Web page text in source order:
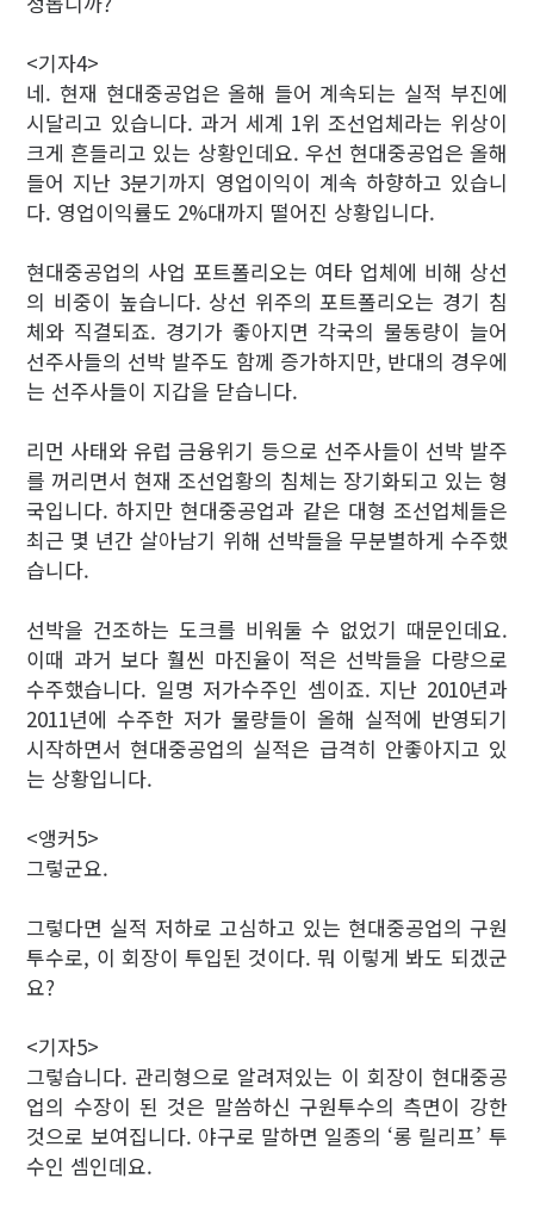
<기자4>
네. 현재 현대중공업은 올해 들어 계속되는 실적 부진에
시달리고 있습니다. 과거 세계 1위 조선업체라는 위상이
크게 흔들리고 있는 상황인데요. 우선 현대중공업은 올해
들어 지난 3분기까지 영업이익이 계속 하향하고 있습니
다. 영업이익률도 2%대까지 떨어진 상황입니다.
현대중공업의 사업 포트폴리오는 여타 업체에 비해 상선
의 비중이 높습니다. 상선 위주의 포트폴리오는 경기 침
체와 직결되죠. 경기가 좋아지면 각국의 물동량이 늘어
선주사들의 선박 발주도 함께 증가하지만, 반대의 경우에
는 선주사들이 지갑을 닫습니다.
리먼 사태와 유럽 금융위기 등으로 선주사들이 선박 발주
를 꺼리면서 현재 조선업황의 침체는 장기화되고 있는 형
국입니다. 하지만 현대중공업과 같은 대형 조선업체들은
최근 몇 년간 살아남기 위해 선박들을 무분별하게 수주했
습니다.
선박을 건조하는 도크를 비워둘 수 없었기 때문인데요.
이때 과거 보다 훨씬 마진율이 적은 선박들을 다량으로
수주했습니다. 일명 저가수주인 셈이죠. 지난 2010년과
2011년에 수주한 저가 물량들이 올해 실적에 반영되기
시작하면서 현대중공업의 실적은 급격히 안좋아지고 있
는 상황입니다.
<앵커5>
그렇군요.
그렇다면 실적 저하로 고심하고 있는 현대중공업의 구원
투수로, 이 회장이 투입된 것이다. 뭐 이렇게 봐도 되겠군
요?
<기자5>
그렇습니다. 관리형으로 알려져있는 이 회장이 현대중공
업의 수장이 된 것은 말씀하신 구원투수의 측면이 강한
것으로 보여집니다. 야구로 말하면 일종의 ‘롱 릴리프’ 투
수인 셈인데요.